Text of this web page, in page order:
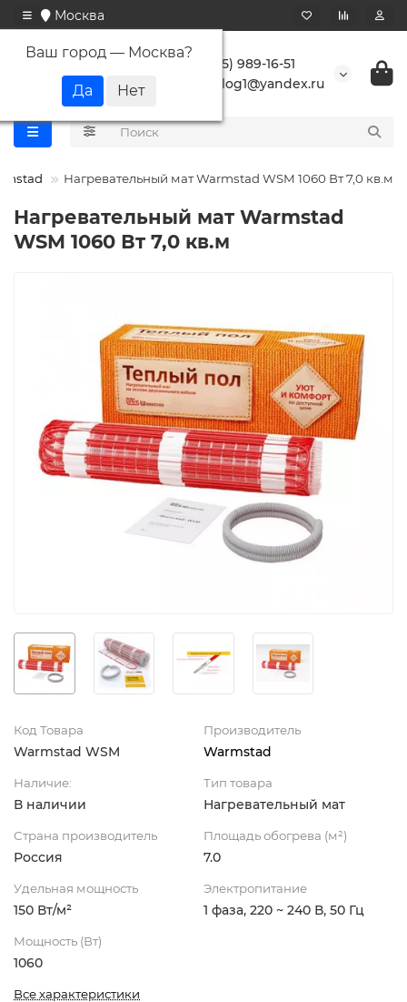
Москва
Ваш город — Москва?
+7 (495) 989-16-51
buranlog1@yandex.ru
Нагревательный мат Warmstad WSM 1060 Вт 7,0 кв.м
Нагревательный мат Warmstad
WSM 1060 Вт 7,0 кв.м
Код Товара
Warmstad WSM
Производитель
Warmstad
Наличие:
В наличии
Тип товара
Нагревательный мат
Страна производитель
Россия
Площадь обогрева (м²)
7.0
Удельная мощность
150 Вт/м²
Электропитание
1 фаза, 220 ~ 240 В, 50 Гц
Мощность (Вт)
1060
Все характеристики